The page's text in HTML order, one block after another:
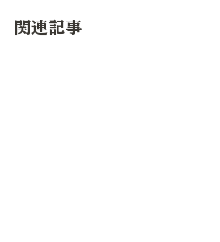
関連記事